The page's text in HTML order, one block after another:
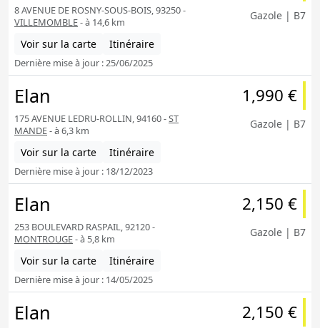
8 AVENUE DE ROSNY-SOUS-BOIS, 93250 -
VILLEMOMBLE- à 14,6 km
Voir sur la carte Itinéraire
Dernière mise à jour : 25/06/2025
Gazole | B7
Elan
175 AVENUE LEDRU-ROLLIN, 94160 -ST
MANDE- à 6,3 km
Voir sur la carte Itinéraire
Dernière mise à jour : 18/12/2023
1,990 €
Gazole | B7
Elan
253 BOULEVARD RASPAIL, 92120 -
MONTROUGE- à 5,8 km
Voir sur la carte Itinéraire
Dernière mise à jour : 14/05/2025
2,150 €
Gazole | B7
Elan 2,150 €